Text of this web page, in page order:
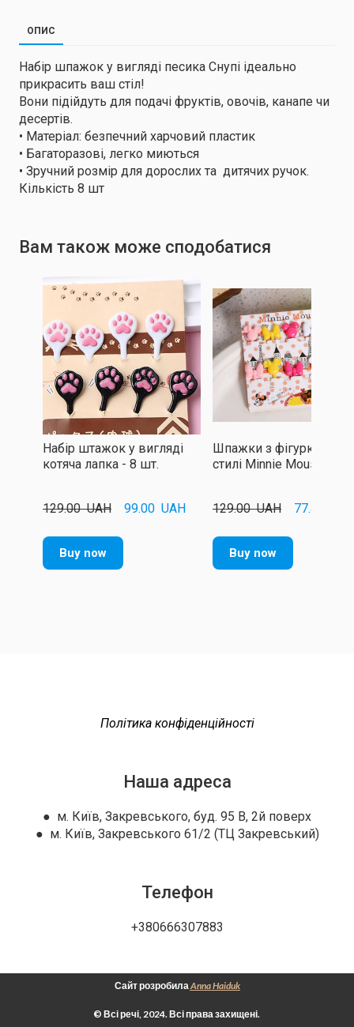
ОПИС
Набір шпажок у вигляді песика Снупі ідеально
прикрасить ваш стіл!
Вони підійдуть для подачі фруктів, овочів, канапе чи
десертів.
• Матеріал: безпечний харчовий пластик
• Багаторазові, легко миються
• Зручний розмір для дорослих та дитячих ручок.
Кількість 8 шт
Вам також може сподобатися
Набір штажок у вигляді
котяча лапка - 8 шт.
129.00  UAH 99.00  UAH
Buy now
Шпажки з фігурками у
стилі Minnie Mouse,
129.00  UAH 77.40
Buy now
Політика конфіденційності
Наша адреса
● м. Київ, Закревського, буд. 95 В, 2й поверх
● м. Київ, Закревського 61/2 (ТЦ Закревський)
Телефон
+380666307883
Сайт розробилаAnna Haiduk
© Всі речі, 2024. Всі права захищені.